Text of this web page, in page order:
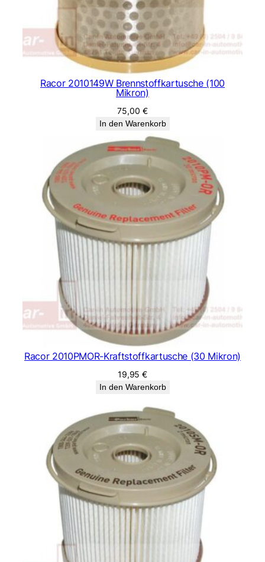
Racor 2010149W Brennstoffkartusche (100
Mikron)
75,00 €
In den Warenkorb
Racor 2010PMOR-Kraftstoffkartusche (30 Mikron)
19,95€
In den Warenkorb